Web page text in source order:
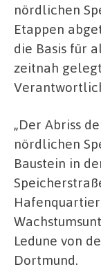
nördlichen
Etappen
die Basis für
zeitnah
„Der Abriss
nördlichen
Baustein in
Ledune von
Dortmund.